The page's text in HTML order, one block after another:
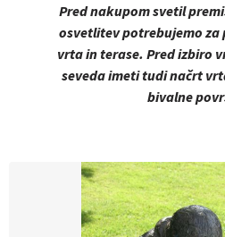
Pred nakupom svetil
osvetlitev potrebujemo za
vrta in terase. Pred izbiro
seveda imeti tudi načrt
bivalne